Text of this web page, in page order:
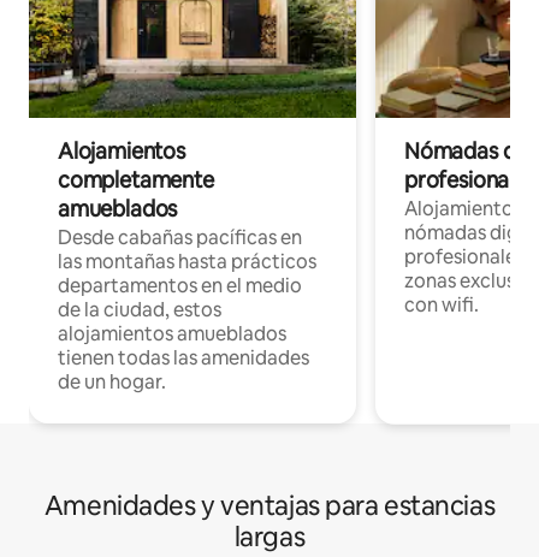
Alojamientos
completamente
amueblados
Desde cabañas pacíficas en
las montañas hasta prácticos
departamentos en el medio
de la ciudad, estos
alojamientos amueblados
tienen todas las amenidades
de un hogar.
Nómadas
Alojamientos
nómadas
profesionales
zonas
con wifi.
Amenidades y ventajas para estancias
largas